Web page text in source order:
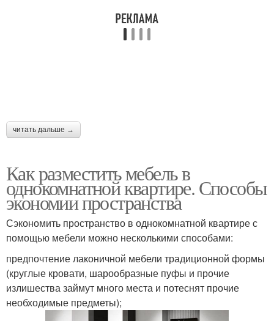
читать дальше →
Как разместить мебель в
однокомнатной квартире. Способы
экономии пространства
Сэкономить пространство в однокомнатной квартире с
помощью мебели можно несколькими способами:
предпочтение лаконичной мебели традиционной формы
(круглые кровати, шарообразные пуфы и прочие
излишества займут много места и потеснят прочие
необходимые предметы);